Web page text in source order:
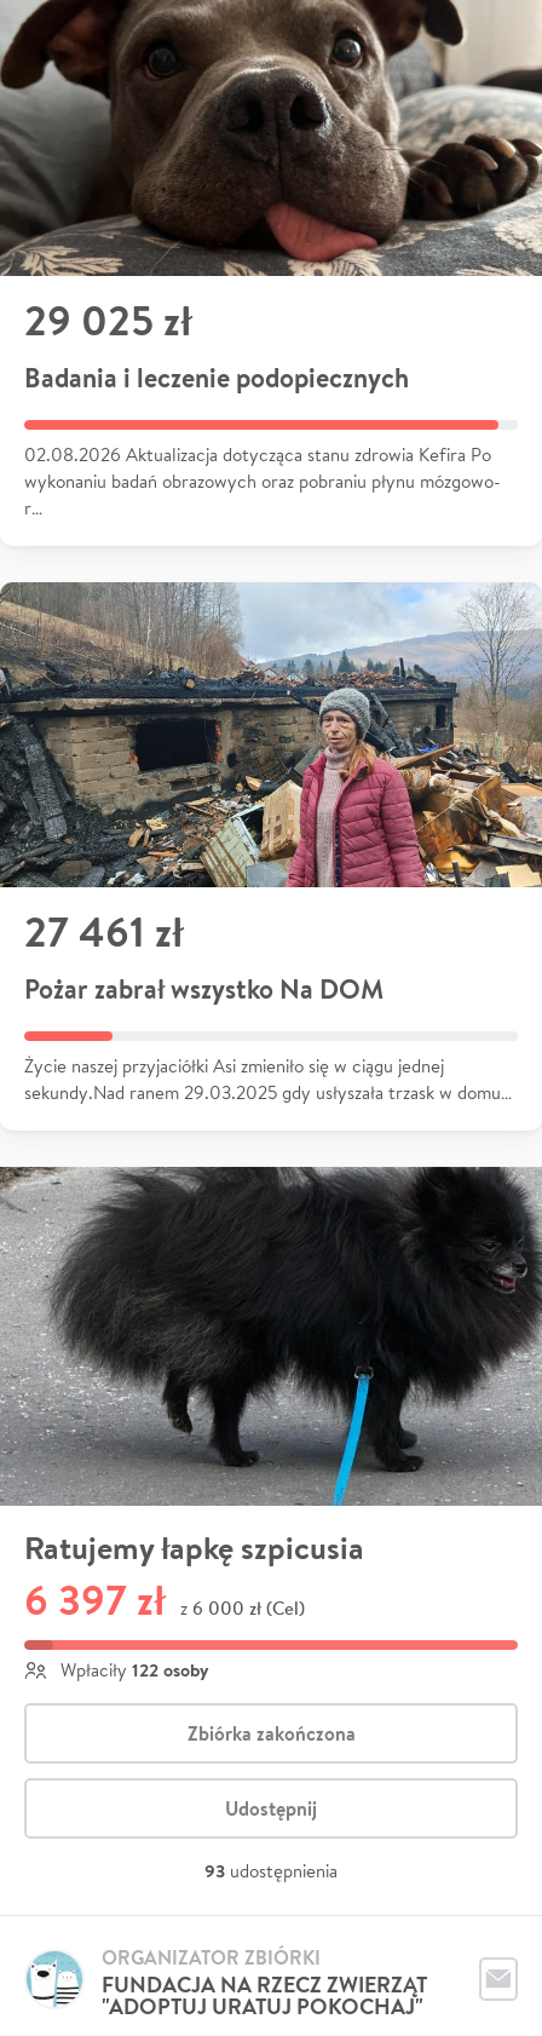
29 025 zł
Badania i leczenie podopiecznych
02.08.2026 Aktualizacja dotycząca stanu zdrowia Kefira Po
wykonaniu badań obrazowych oraz pobraniu płynu mózgowo-
r…
27 461 zł
Pożar zabrał wszystko Na DOM
Życie naszej przyjaciółki Asi zmieniło się w ciągu jednej
sekundy.Nad ranem 29.03.2025 gdy usłyszała trzask w domu…
Ratujemy łapkę szpicusia
6 397 zł z 6 000 zł (Cel)
Wpłaciły 122 osoby
Zbiórka zakończona
Udostępnij
93 udostępnienia
FUNDACJA NA RZECZ ZWIERZĄT
"ADOPTUJ URATUJ POKOCHAJ"
ORGANIZATOR ZBIÓRKI